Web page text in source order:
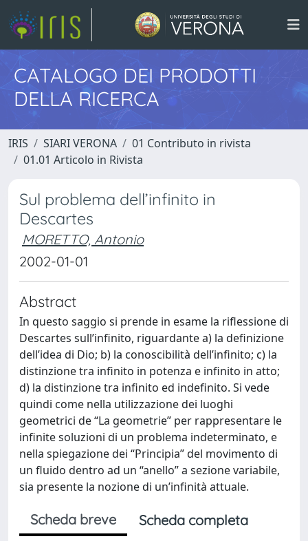
CATALOGO DEI PRODOTTI
DELLA RICERCA
IRIS SIARI VERONA
01 Contributo in rivista
01.01 Articolo in Rivista
Sul problema dell’infinito in
Descartes
MORETTO, Antonio
2002-01-01
Abstract
In questo saggio si prende in esame la riflessione di
Descartes sull’infinito, riguardante a) la definizione
dell’idea di Dio; b) la conoscibilità dell’infinito; c) la
distinzione tra infinito in potenza e infinito in atto;
d) la distinzione tra infinito ed indefinito. Si vede
quindi come nella utilizzazione dei luoghi
geometrici de “La geometrie” per rappresentare le
infinite soluzioni di un problema indeterminato, e
nella spiegazione dei “Principia” del movimento di
un fluido dentro ad un “anello” a sezione variabile,
sia presente la nozione di un’infinità attuale.
Scheda breve
Scheda completa